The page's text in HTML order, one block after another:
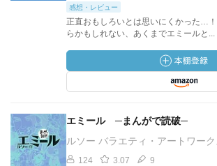
感想・レビュー
正直おもしろいとは思いにくかった…
らかもしれない、あくまでエミールと...
エミール ─まんがで読破─
ルソー バラエティ・アートワーク
124 3.07 9